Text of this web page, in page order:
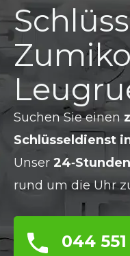
Suchen Sie einen
Schlüsseldienst
Unser
rund um die Uhr
044